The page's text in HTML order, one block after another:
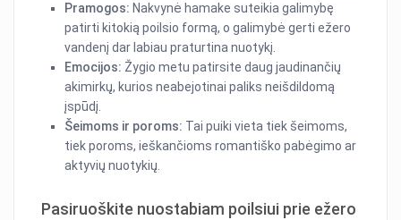
Pramogos: Nakvynė hamake suteikia galimybę
patirti kitokią poilsio formą, o galimybė gerti ežero
vandenį dar labiau praturtina nuotykį.
Emocijos: Žygio metu patirsite daug jaudinančių
akimirkų, kurios neabejotinai paliks neišdildomą
įspūdį.
Šeimoms ir poroms: Tai puiki vieta tiek šeimoms,
tiek poroms, ieškančioms romantiško pabėgimo ar
aktyvių nuotykių.
Pasiruoškite nuostabiam poilsiui prie ežero